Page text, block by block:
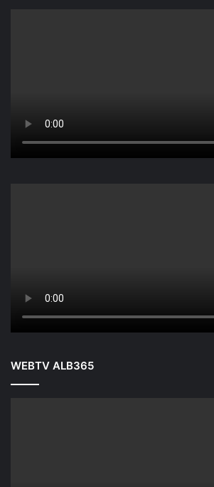
WEBTV ALB365